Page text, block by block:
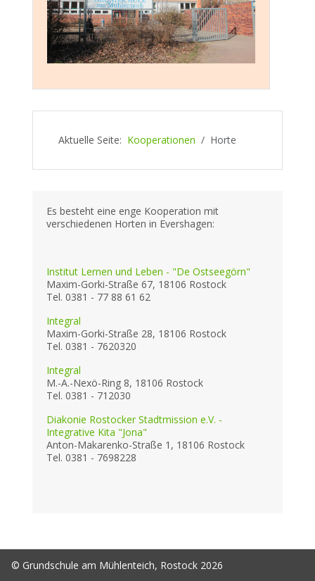
Aktuelle Seite: Kooperationen Horte
Es besteht eine enge Kooperation mit
verschiedenen Horten in Evershagen:
Institut Lernen und Leben - "De Ostseegörn"
Maxim-Gorki-Straße 67, 18106 Rostock
Tel. 0381 - 77 88 61 62
Integral
Maxim-Gorki-Straße 28, 18106 Rostock
Tel. 0381 - 7620320
Integral
M.-A.-Nexö-Ring 8, 18106 Rostock
Tel. 0381 - 712030
Diakonie Rostocker Stadtmission e.V. -
Integrative Kita "Jona"
Anton-Makarenko-Straße 1, 18106 Rostock
Tel. 0381 - 7698228
© Grundschule am Mühlenteich, Rostock 2026